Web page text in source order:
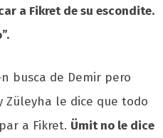
a Fikret de su escondite.
busca de Demir pero
le dice que todo
a Fikret. Ümit no le dice